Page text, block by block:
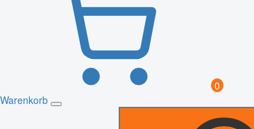
0
Warenkorb